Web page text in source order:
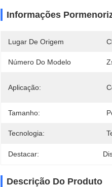
Informações
Lugar De Origem
Número Do Modelo
Aplicação:
Tamanho:
Tecnologia:
Destacar:
Descrição Do Produto